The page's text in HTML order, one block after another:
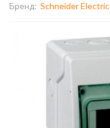
Бренд: Schneider Electric